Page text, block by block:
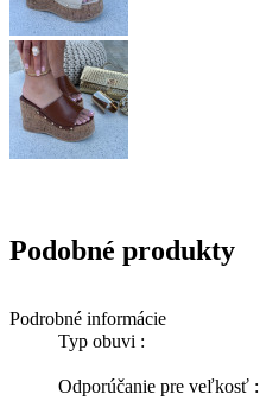
Podrobné informácie
Typ obuvi :
Odporúčanie pre veľkosť :
Podobné produkty